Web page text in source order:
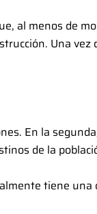
al menos de
Una
En la
de la
tiene una